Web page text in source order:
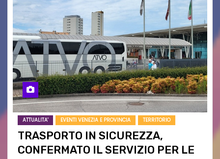
ATTUALITA' EVENTI VENEZIA E PROVINCIA TERRITORIO
TRASPORTO IN SICUREZZA,
CONFERMATO IL SERVIZIO PER LE